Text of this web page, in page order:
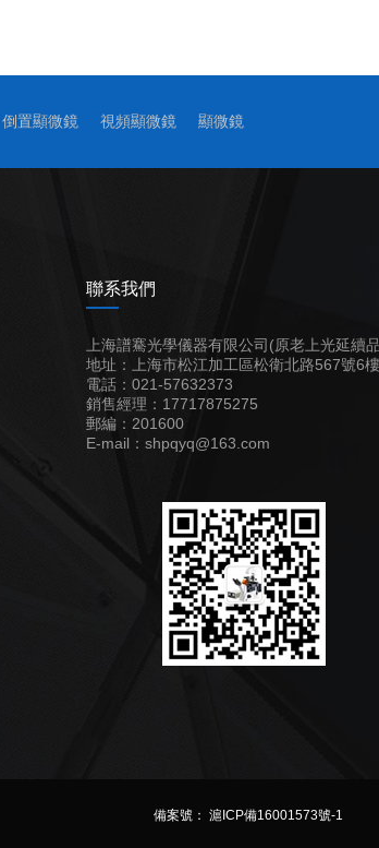
倒置顯微鏡 視頻顯微鏡 顯微鏡
聯系我們
上海譜騫光學儀器有限公司(原老上光延續
地址：上海市松江加工區松衛北路567號6樓
電話：021-57632373
銷售經理：17717875275
郵編：201600
E-mail：shpqyq@163.com
備案號： 滬ICP備16001573號-1